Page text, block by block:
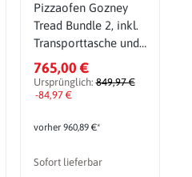
Pizzaofen Gozney
Tread Bundle 2, inkl.
Transporttasche und
Ständer
765,00 €
Ursprünglich:849,97 €
-84,97 €
vorher 960,89 €*
Sofort lieferbar